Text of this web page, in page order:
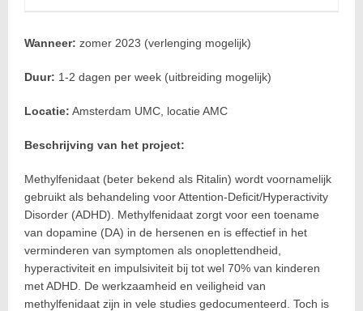
Wanneer: zomer 2023 (verlenging mogelijk)
Duur: 1-2 dagen per week (uitbreiding mogelijk)
Locatie: Amsterdam UMC, locatie AMC
Beschrijving van het project:
Methylfenidaat (beter bekend als Ritalin) wordt voornamelijk
gebruikt als behandeling voor Attention-Deficit/Hyperactivity
Disorder (ADHD). Methylfenidaat zorgt voor een toename
van dopamine (DA) in de hersenen en is effectief in het
verminderen van symptomen als onoplettendheid,
hyperactiviteit en impulsiviteit bij tot wel 70% van kinderen
met ADHD. De werkzaamheid en veiligheid van
methylfenidaat zijn in vele studies gedocumenteerd. Toch is